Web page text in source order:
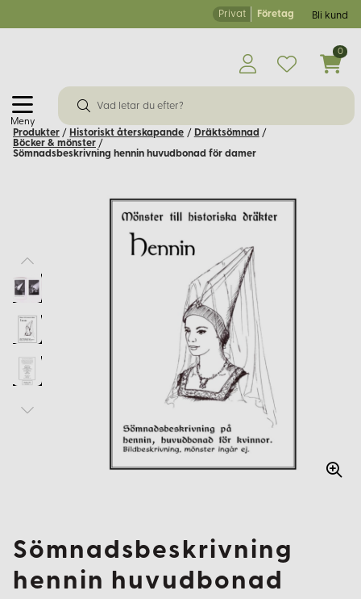
Privat Företag Bli kund
Meny
0
Produkter / Historiskt återskapande / Dräktsömnad /
Böcker & mönster /
Sömnadsbeskrivning hennin huvudbonad för damer
Sömnadsbeskrivning
hennin huvudbonad